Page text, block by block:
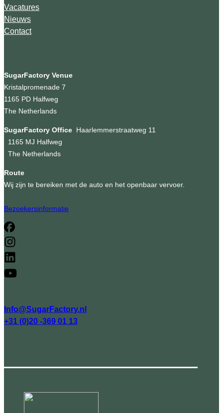
Vacatures
Nieuws
Contact
SugarFactory Venue
Kristalpromenade 7
1165 PD Halfweg
The Netherlands
SugarFactory Office Haarlemmerstraatweg 11
1165 MJ Halfweg
The Netherlands
Route
Wij zijn te bereiken met de auto en het openbaar vervoer.
Bezoekersinformatie
Info@SugarFactory.nl
+31 (0)20 -369 01 13